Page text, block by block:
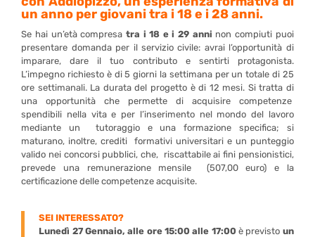
un anno per giovani tra i 18 e i 28 anni.
Se hai un’età compresa tra i 18 e i 29 anni non compiuti puoi
presentare domanda per il servizio civile: avrai l’opportunità di
imparare, dare il tuo contributo e sentirti protagonista.
L’impegno richiesto è di 5 giorni la settimana per un totale di 25
ore settimanali. La durata del progetto è di 12 mesi. Si tratta di
una opportunità che permette di acquisire competenze
spendibili nella vita e per l’inserimento nel mondo del lavoro
mediante un tutoraggio e una formazione specifica; si
maturano, inoltre, crediti formativi universitari e un punteggio
valido nei concorsi pubblici, che, riscattabile ai fini pensionistici,
prevede una remunerazione mensile (507,00 euro) e la
certificazione delle competenze acquisite.
SEI INTERESSATO?
Lunedì 27 Gennaio, alle ore 15:00 alle 17:00è previsto un